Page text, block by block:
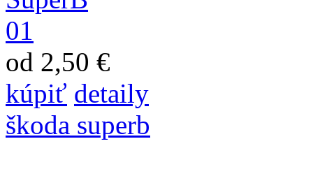
od 2,50 €
kúpiť detaily
škoda superb